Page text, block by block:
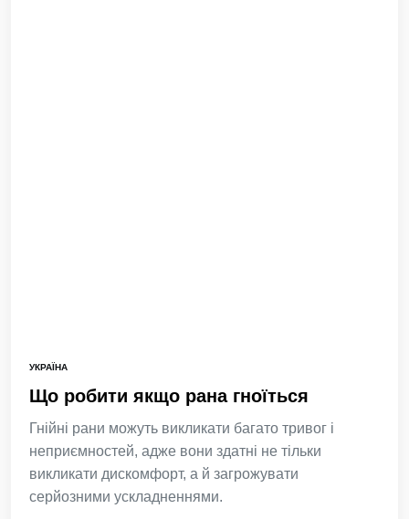
УКРАЇНА
Що робити якщо рана гноїться
Гнійні рани можуть викликати багато тривог і
неприємностей, адже вони здатні не тільки
викликати дискомфорт, а й загрожувати
серйозними ускладненнями.